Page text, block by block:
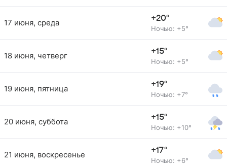
17 июня, среда +20°
Ночью: +5°
18 июня, четверг +15°
Ночью: +5°
19 июня, пятница +19°
Ночью: +7°
20 июня, суббота +15°
Ночью: +10°
21 июня, воскресенье +17°
Ночью: +6°